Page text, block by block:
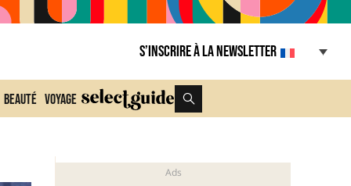
S’inscrire à la Newsletter
Beauté Voyage